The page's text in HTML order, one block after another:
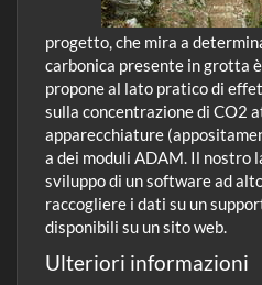
progetto, che mira a
carbonica presente in grotta
propone al lato pratico di
sulla concentrazione di CO2
apparecchiature
a dei moduli ADAM. Il nostro
sviluppo di un software ad
raccogliere i dati su un
disponibili su un sito web.
Ulteriori informazioni